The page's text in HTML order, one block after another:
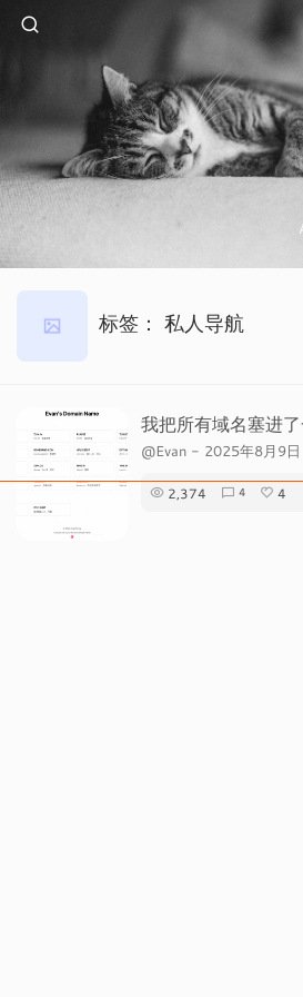
标签： 私人导航
我把所有域名塞进
@Evan - 2025年8月9日
2,374 4 4